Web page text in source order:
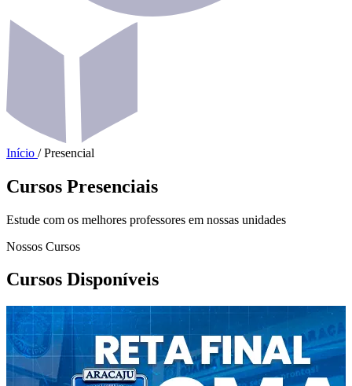
Início / Presencial
Cursos Presenciais
Estude com os melhores professores em nossas unidades
Nossos Cursos
Cursos Disponíveis